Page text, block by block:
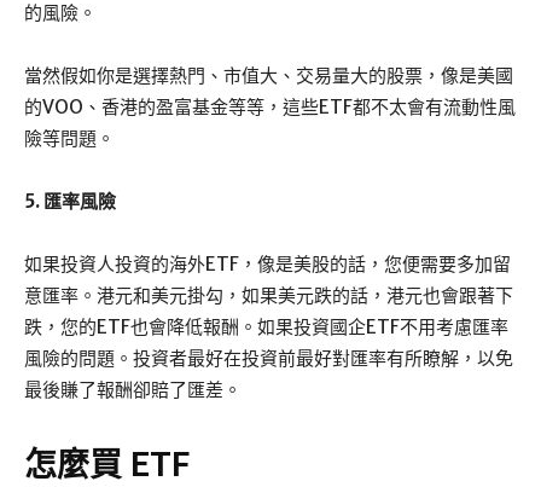
的風險。
當然假如你是選擇熱門、市值大、交易量大的股票，像是美國
的VOO、香港的盈富基金等等，這些ETF都不太會有流動性風
險等問題。
5. 匯率風險
如果投資人投資的海外ETF，像是美股的話，您便需要多加留
意匯率。港元和美元掛勾，如果美元跌的話，港元也會跟著下
跌，您的ETF也會降低報酬。如果投資國企ETF不用考慮匯率
風險的問題。投資者最好在投資前最好對匯率有所瞭解，以免
最後賺了報酬卻賠了匯差。
怎麼買 ETF